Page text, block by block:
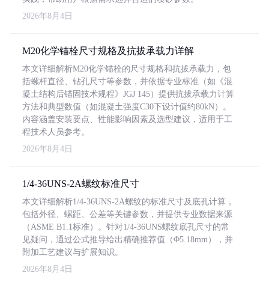
2026年8月4日
M20化学锚栓尺寸规格及抗拔承载力详解
本文详细解析M20化学锚栓的尺寸规格和抗拔承载力，包
括螺杆直径、钻孔尺寸等参数，并依据专业标准（如《混
凝土结构后锚固技术规程》JGJ 145）提供抗拔承载力计算
方法和典型数值（如混凝土强度C30下设计值约80kN）。
内容涵盖安装要点、性能影响因素及选型建议，适用于工
程技术人员参考。
2026年8月4日
1/4-36UNS-2A螺纹标准尺寸
本文详细解析1/4-36UNS-2A螺纹的标准尺寸及底孔计算，
包括外径、螺距、公差等关键参数，并提供专业数据来源
（ASME B1.1标准）。针对1/4-36UNS螺纹底孔尺寸的常
见疑问，通过公式推导给出精确推荐值（Φ5.18mm），并
附加工艺建议与扩展知识。
2026年8月4日